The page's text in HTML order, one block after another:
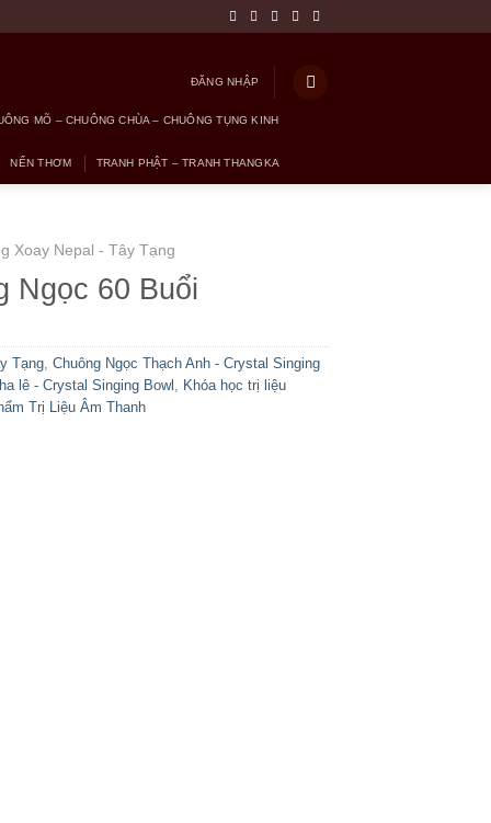
ĐĂNG NHẬP
MÕ – CHUÔNG CHÙA – CHUÔNG TỤNG KINH
NẾN THƠM TRANH PHẬT – TRANH THANGKA
Xoay Nepal - Tây Tạng
Ngọc 60 Buổi
Tạng Chuông Ngọc Thạch Anh - Crystal Singing
lê - Crystal Singing Bowl
Khóa học trị liệu
Trị Liệu Âm Thanh